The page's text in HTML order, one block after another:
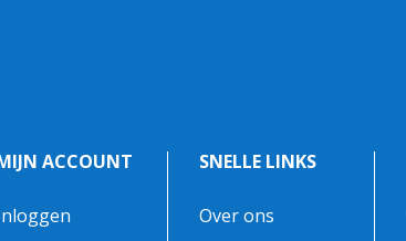
ACCOUNT SNELLE LINKS
Over ons